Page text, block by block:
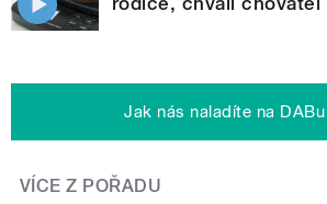
Jak nás naladíte na DABu
VÍCE Z POŘADU